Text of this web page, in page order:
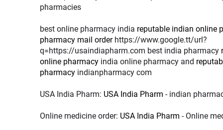
pharmacies
best online pharmacy india reputable indian online
pharmacy mail orderhttps://www.google.tt/url?
q=https://usaindiapharm.com best india pharmacy
online pharmacy india online pharmacy and
pharmacy indianpharmacy com
USA India Pharm: USA India Pharm - indian
Online medicine order: USA India Pharm - Online